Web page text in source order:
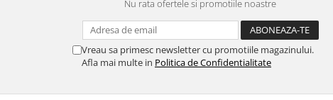
Nu rata ofertele si promotiile noastre
Vreau sa primesc newsletter cu promotiile magazinului.
Afla mai multe in Politica de Confidentialitate